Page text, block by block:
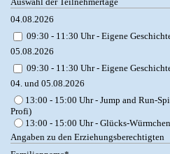
04.08.2026
09:30 - 11:30 Uhr - Eigene
05.08.2026
09:30 - 11:30 Uhr - Eigene
04. und 05.08.2026
13:00 - 15:00 Uhr - Jump and Run-
Profi)
13:00 - 15:00 Uhr - Glücks-
Angaben zu den Erziehungsberechtigten